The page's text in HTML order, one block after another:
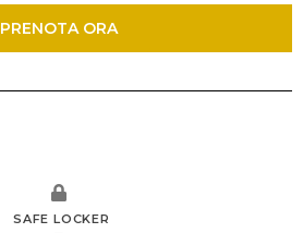
PRENOTA ORA
SAFE LOCKER